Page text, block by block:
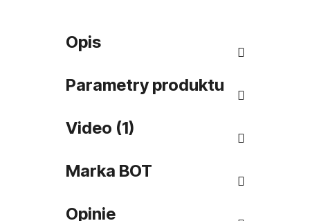
Opis
Parametry produktu
Video (1)
Marka BOT
Opinie